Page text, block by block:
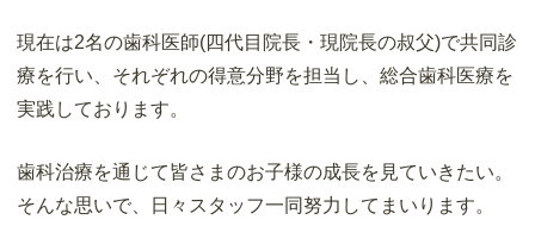
現在は2名の歯科医師(四代目院長・現院長の叔父)で共同診
療を行い、それぞれの得意分野を担当し、総合歯科医療を
実践しております。
歯科治療を通じて皆さまのお子様の成長を見ていきたい。
そんな思いで、日々スタッフ一同努力してまいります。